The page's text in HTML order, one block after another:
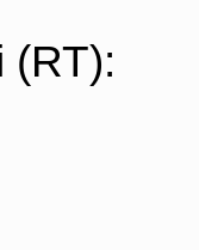
(RT):